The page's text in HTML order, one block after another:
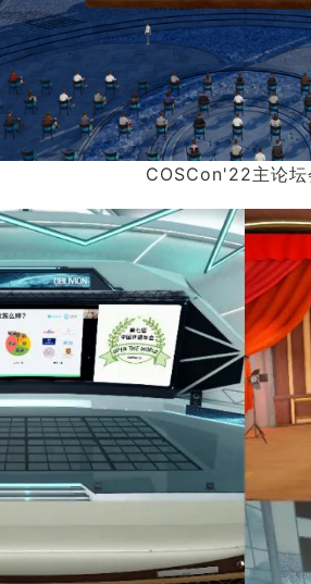
COSCon'22主论坛